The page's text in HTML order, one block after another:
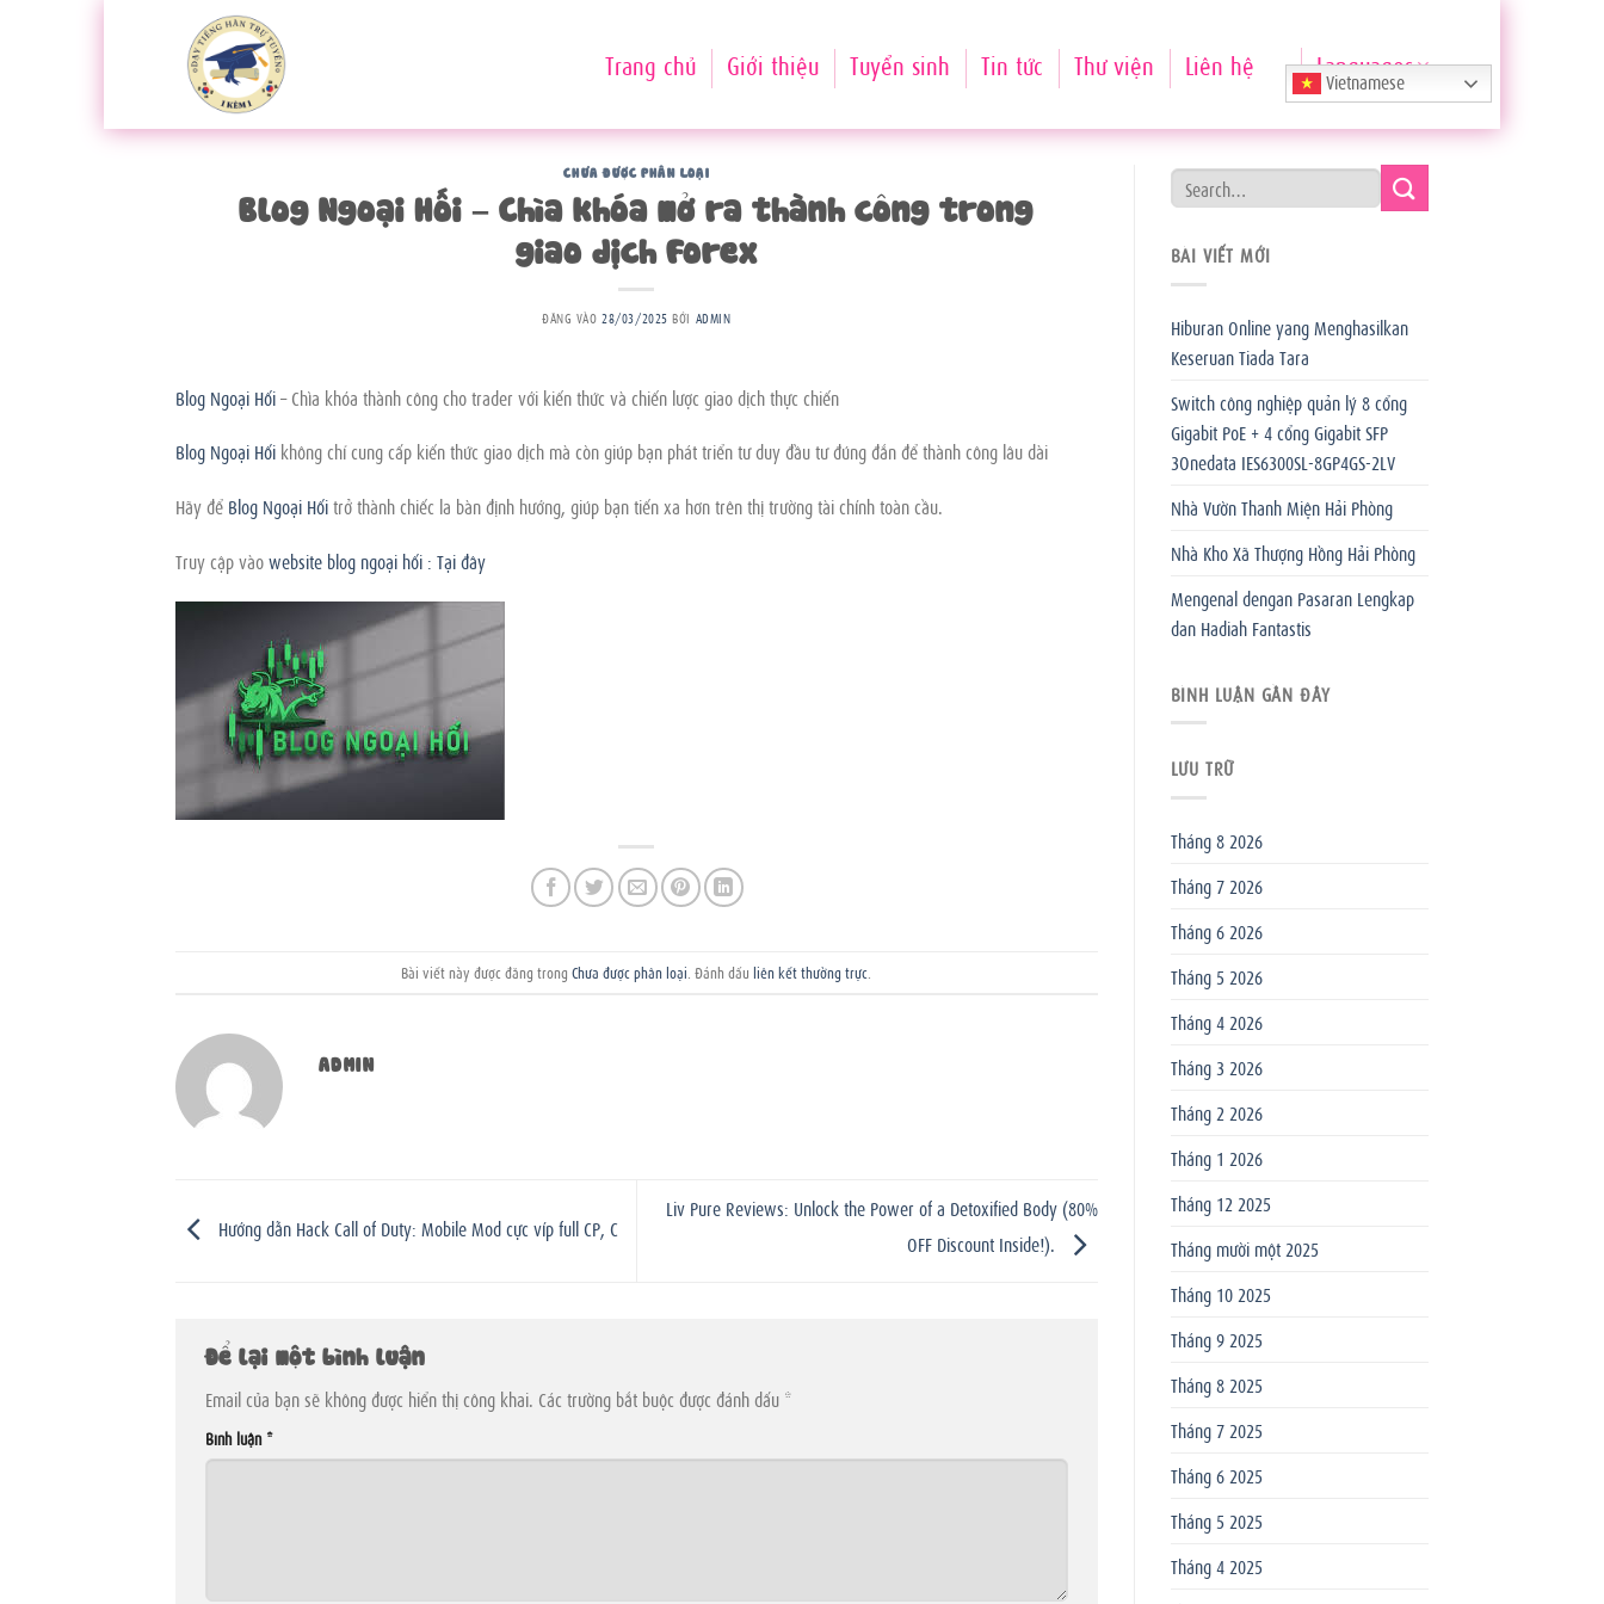
Trang chủ Giới thiệu Tuyển sinh Tin tức Thư viện Liên hệ Vietnamese
Languages
CHƯA ĐƯỢC PHÂN LOẠI
Blog Ngoại Hối – Chìa khóa mở ra thành công trong
giao dịch Forex
ĐĂNG VÀO28/03/2025 BỞI ADMIN
Blog Ngoại Hối– Chìa khóa thành công cho trader với kiến thức và chiến lược giao dịch thực chiến
Blog Ngoại Hối không chỉ cung cấp kiến thức giao dịch mà còn giúp bạn phát triển tư duy đầu tư đúng đắn để thành công lâu dài
Hãy để Blog Ngoại Hốitrở thành chiếc la bàn định hướng, giúp bạn tiến xa hơn trên thị trường tài chính toàn cầu.
Truy cập vàowebsite blog ngoại hối : Tại đây
Bài viết này được đăng trongChưa được phân loại . Đánh dấuliên kết thường trực
ADMIN
Hướng dẫn Hack Call of Duty: Mobile Mod cực víp full CP, C
Liv Pure Reviews: Unlock the Power of a Detoxified Body (80%
OFF Discount Inside!).
Để lại một bình luận
Email của bạn sẽ không được hiển thị công khai. Các trường bắt buộc được đánh dấu *
Bình luận *
BÀI VIẾT MỚI
Hiburan Online yang Menghasilkan
Keseruan Tiada Tara
Switch công nghiệp quản lý 8 cổng
Gigabit PoE + 4 cổng Gigabit SFP
3Onedata IES6300SL-8GP4GS-2LV
Nhà Vườn Thanh Miện Hải Phòng
Nhà Kho Xã Thượng Hồng Hải Phòng
Mengenal dengan Pasaran Lengkap
dan Hadiah Fantastis
BÌNH LUẬN GẦN ĐÂY
LƯU TRỮ
Tháng 8 2026
Tháng 7 2026
Tháng 6 2026
Tháng 5 2026
Tháng 4 2026
Tháng 3 2026
Tháng 2 2026
Tháng 1 2026
Tháng 12 2025
Tháng mười một 2025
Tháng 10 2025
Tháng 9 2025
Tháng 8 2025
Tháng 7 2025
Tháng 6 2025
Tháng 5 2025
Tháng 4 2025